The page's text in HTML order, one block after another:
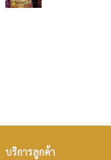
บริการลูกค้า